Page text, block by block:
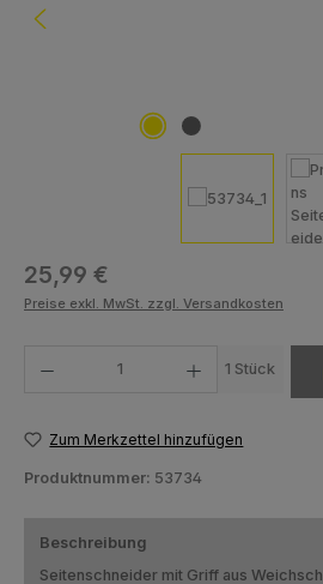
Regulärer Preis:
25,99 €
Preise exkl. MwSt. zzgl. Versandkosten
1 Stück
Zum Merkzettel hinzufügen
Produktnummer: 53734
Beschreibung
Seitenschneider mit Griff aus